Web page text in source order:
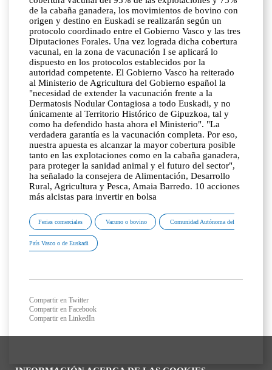
de la cabaña ganadera, los movimientos de bovino con
origen y destino en Euskadi se realizarán según un
protocolo coordinado entre el Gobierno Vasco y las tres
Diputaciones Forales. Una vez lograda dicha cobertura
vacunal, en la zona de vacunación I se aplicará lo
dispuesto en los protocolos establecidos por la
autoridad competente. El Gobierno Vasco ha reiterado
al Ministerio de Agricultura del Gobierno español la
"necesidad de extender la vacunación frente a la
Dermatosis Nodular Contagiosa a todo Euskadi, y no
únicamente al Territorio Histórico de Gipuzkoa, tal y
como ha defendido hasta ahora el Ministerio". "La
verdadera garantía es la vacunación completa. Por eso,
nuestra apuesta es alcanzar la mayor cobertura posible
tanto en las explotaciones como en la cabaña ganadera,
para proteger la sanidad animal y el futuro del sector",
ha señalado la consejera de Alimentación, Desarrollo
Rural, Agricultura y Pesca, Amaia Barredo. 10 acciones
más alcistas para invertir en bolsa
Ferias comerciales Vacuno o bovino Comunidad Autónoma del
País Vasco o de Euskadi
Compartir en Twitter
Compartir en Facebook
Compartir en LinkedIn